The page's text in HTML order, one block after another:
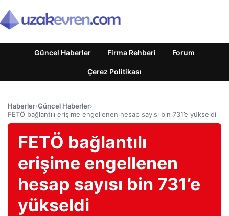
Güncel Haberler Firma Rehberi Forum
Çerez Politikası
Haberler›Güncel Haberler›
FETÖ bağlantılı erişime engellenen hesap sayısı bin 731’e yükseldi
FETÖ bağlantılı
erişime engellenen
hesap sayısı bin 731’e
yükseldi